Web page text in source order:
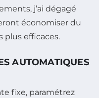
j’ai dégagé
économiser du
plus efficaces.
AUTOMATIQUES
fixe, paramétrez